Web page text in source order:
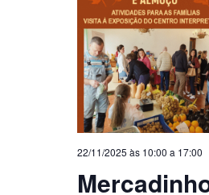
22/11/2025 às 10:00 a 17:00